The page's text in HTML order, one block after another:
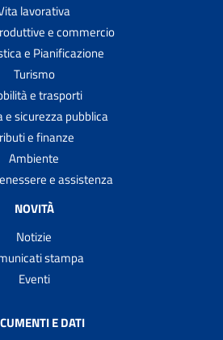
lavorativa
e commercio
e Pianificazione
Turismo
e trasporti
e sicurezza pubblica
e finanze
Ambiente
e assistenza
NOVITÀ
Notizie
stampa
Eventi
E DATI